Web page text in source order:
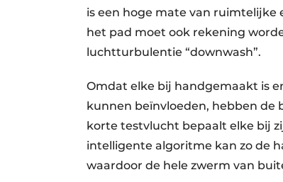
is een hoge mate van
het pad moet ook rekening
luchtturbulentie “downwash”.
Omdat elke bij handgemaakt is
kunnen beïnvloeden, hebben de
korte testvlucht bepaalt elke bij
intelligente algoritme kan zo de
waardoor de hele zwerm van